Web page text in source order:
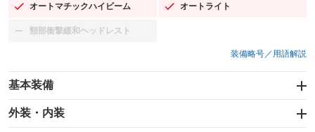
オートマチックハイビーム
：装備あり オートライト
：装備あり
頸部衝撃緩和ヘッドレスト
：装備なし
装備略号／用語解説
基本装備
エアバッグ：運転席/助手席
：装備あり
外装・内装